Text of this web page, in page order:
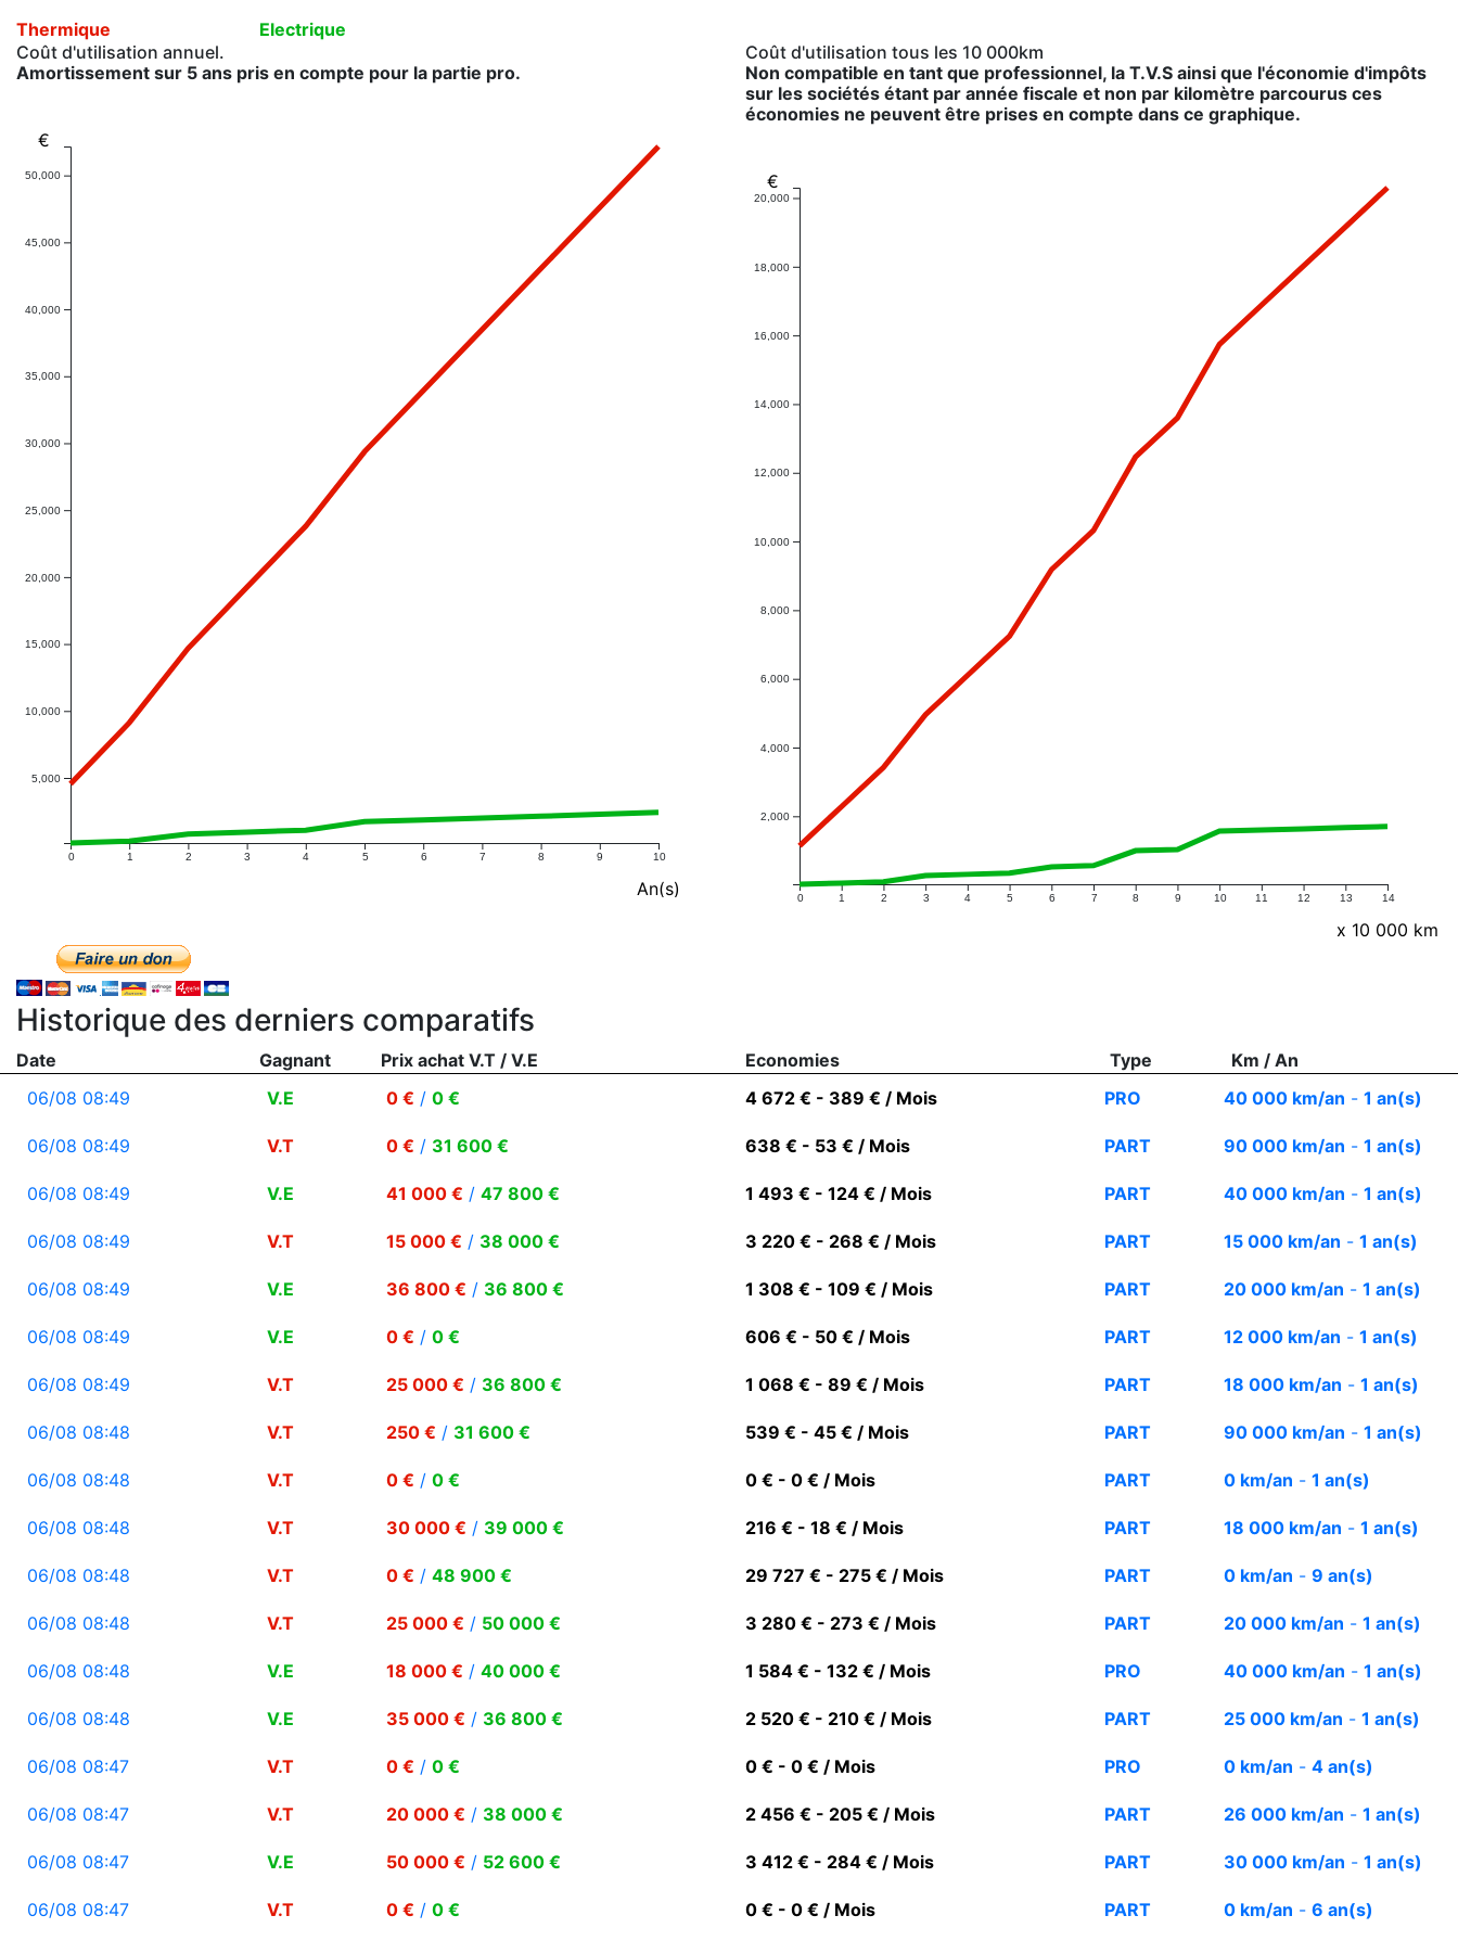
Thermique
Electrique
Coût d'utilisation annuel.
Amortissement sur 5 ans pris en compte pour la partie pro.
0 1 2 3 4 5 6 7 8 9 10
5,000
10,000
15,000
20,000
25,000
30,000
35,000
40,000
45,000
50,000
An(s)
€
Coût d'utilisation tous les 10 000km
Non compatible en tant que professionnel, la T.V.S ainsi que l'économie d'impôts
sur les sociétés étant par année fiscale et non par kilomètre parcourus ces
économies ne peuvent être prises en compte dans ce graphique.
0 1 2 3 4 5 6 7 8 9 10 11 12 13 14
2,000
4,000
6,000
8,000
10,000
12,000
14,000
16,000
18,000
20,000
€
x 10 000 km
Historique des derniers comparatifs
Date Gagnant Prix achat V.T / V.E Economies Type
Km / An
06/08 08:49
V.E 0 € / 0 € 4 672 € - 389 € / Mois PRO 40 000 km/an -1 an(s)
06/08 08:49 V.T 0 € / 31 600 € 638 € - 53 € / Mois PART 90 000 km/an -1 an(s)
06/08 08:49 V.E 41 000 € / 47 800 € 1 493 € - 124 € / Mois PART 40 000 km/an -1 an(s)
06/08 08:49 V.T 15 000 € / 38 000 € 3 220 € - 268 € / Mois PART 15 000 km/an -1 an(s)
06/08 08:49 V.E 36 800 € / 36 800 € 1 308 € - 109 € / Mois PART 20 000 km/an -1 an(s)
06/08 08:49 V.E 0 € / 0 € 606 € - 50 € / Mois PART 12 000 km/an -1 an(s)
06/08 08:49 V.T 25 000 € / 36 800 € 1 068 € - 89 € / Mois PART 18 000 km/an -1 an(s)
06/08 08:48 V.T 250 € / 31 600 € 539 € - 45 € / Mois PART 90 000 km/an -1 an(s)
06/08 08:48 V.T 0 € / 0 € 0 € - 0 € / Mois PART 0 km/an -1 an(s)
06/08 08:48 V.T 30 000 € / 39 000 € 216 € - 18 € / Mois PART 18 000 km/an -1 an(s)
06/08 08:48 V.T 0 € / 48 900 € 29 727 € - 275 € / Mois PART 0 km/an -9 an(s)
06/08 08:48 V.T 25 000 € / 50 000 € 3 280 € - 273 € / Mois PART 20 000 km/an -1 an(s)
06/08 08:48 V.E 18 000 € / 40 000 € 1 584 € - 132 € / Mois PRO 40 000 km/an -1 an(s)
06/08 08:48 V.E 35 000 € / 36 800 € 2 520 € - 210 € / Mois PART 25 000 km/an -1 an(s)
06/08 08:47 V.T 0 € / 0 € 0 € - 0 € / Mois PRO 0 km/an -4 an(s)
06/08 08:47 V.T 20 000 € / 38 000 € 2 456 € - 205 € / Mois PART 26 000 km/an -1 an(s)
06/08 08:47 V.E 50 000 € / 52 600 € 3 412 € - 284 € / Mois PART 30 000 km/an -1 an(s)
06/08 08:47 V.T 0 € / 0 € 0 € - 0 € / Mois PART 0 km/an -6 an(s)